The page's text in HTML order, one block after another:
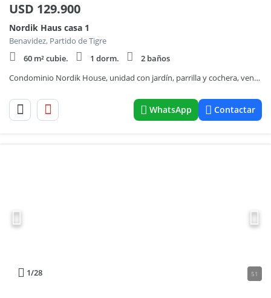
USD 129.900
Nordik Haus casa 1
Benavidez, Partido de Tigre
60 m² cubie.
1 dorm.
2 baños
Condominio Nordik House, unidad con jardín, parrilla y cochera, venta financiada en cuotas
WhatsApp Contactar
1/28 51